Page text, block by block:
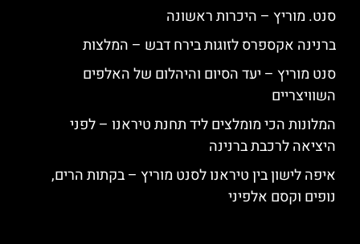
סנט. מוריץ – היכרות ראשונה
ברנינה אקספרס לזוגות בירח דבש – המלצות
סנט מוריץ – יעד הסיום והיהלום של האלפים
השוויצריים
המלונות הכי מומלצים ליד תחנת טיראנו – לפני
היציאה לרכבת ברנינה
איפה לישון בין טיראנו לסנט מוריץ – בקתות הרים,
נופים וקסם אלפיני